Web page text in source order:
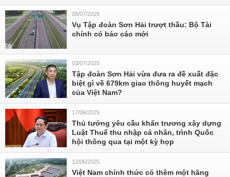
08/07/2025
Vụ Tập đoàn Sơn Hải trượt thầu: Bộ Tài
chính có báo cáo mới
03/07/2025
Tập đoàn Sơn Hải vừa đưa ra đề xuất đặc
biệt gì về 679km giao thông huyết mạch
của Việt Nam?
17/06/2025
Thủ tướng yêu cầu khẩn trương xây dựng
Luật Thuế thu nhập cá nhân, trình Quốc
hội thông qua tại một kỳ họp
12/06/2025
Việt Nam chính thức có thêm một hãng